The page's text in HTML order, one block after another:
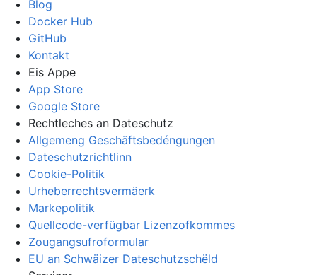
Blog
Docker Hub
GitHub
Kontakt
Eis Appe
App Store
Google Store
Rechtleches an Dateschutz
Allgemeng Geschäftsbedéngungen
Dateschutzrichtlinn
Cookie-Politik
Urheberrechtsvermäerk
Markepolitik
Quellcode-verfügbar Lizenzofkommes
Zougangsufroformular
EU an Schwäizer Dateschutzschëld